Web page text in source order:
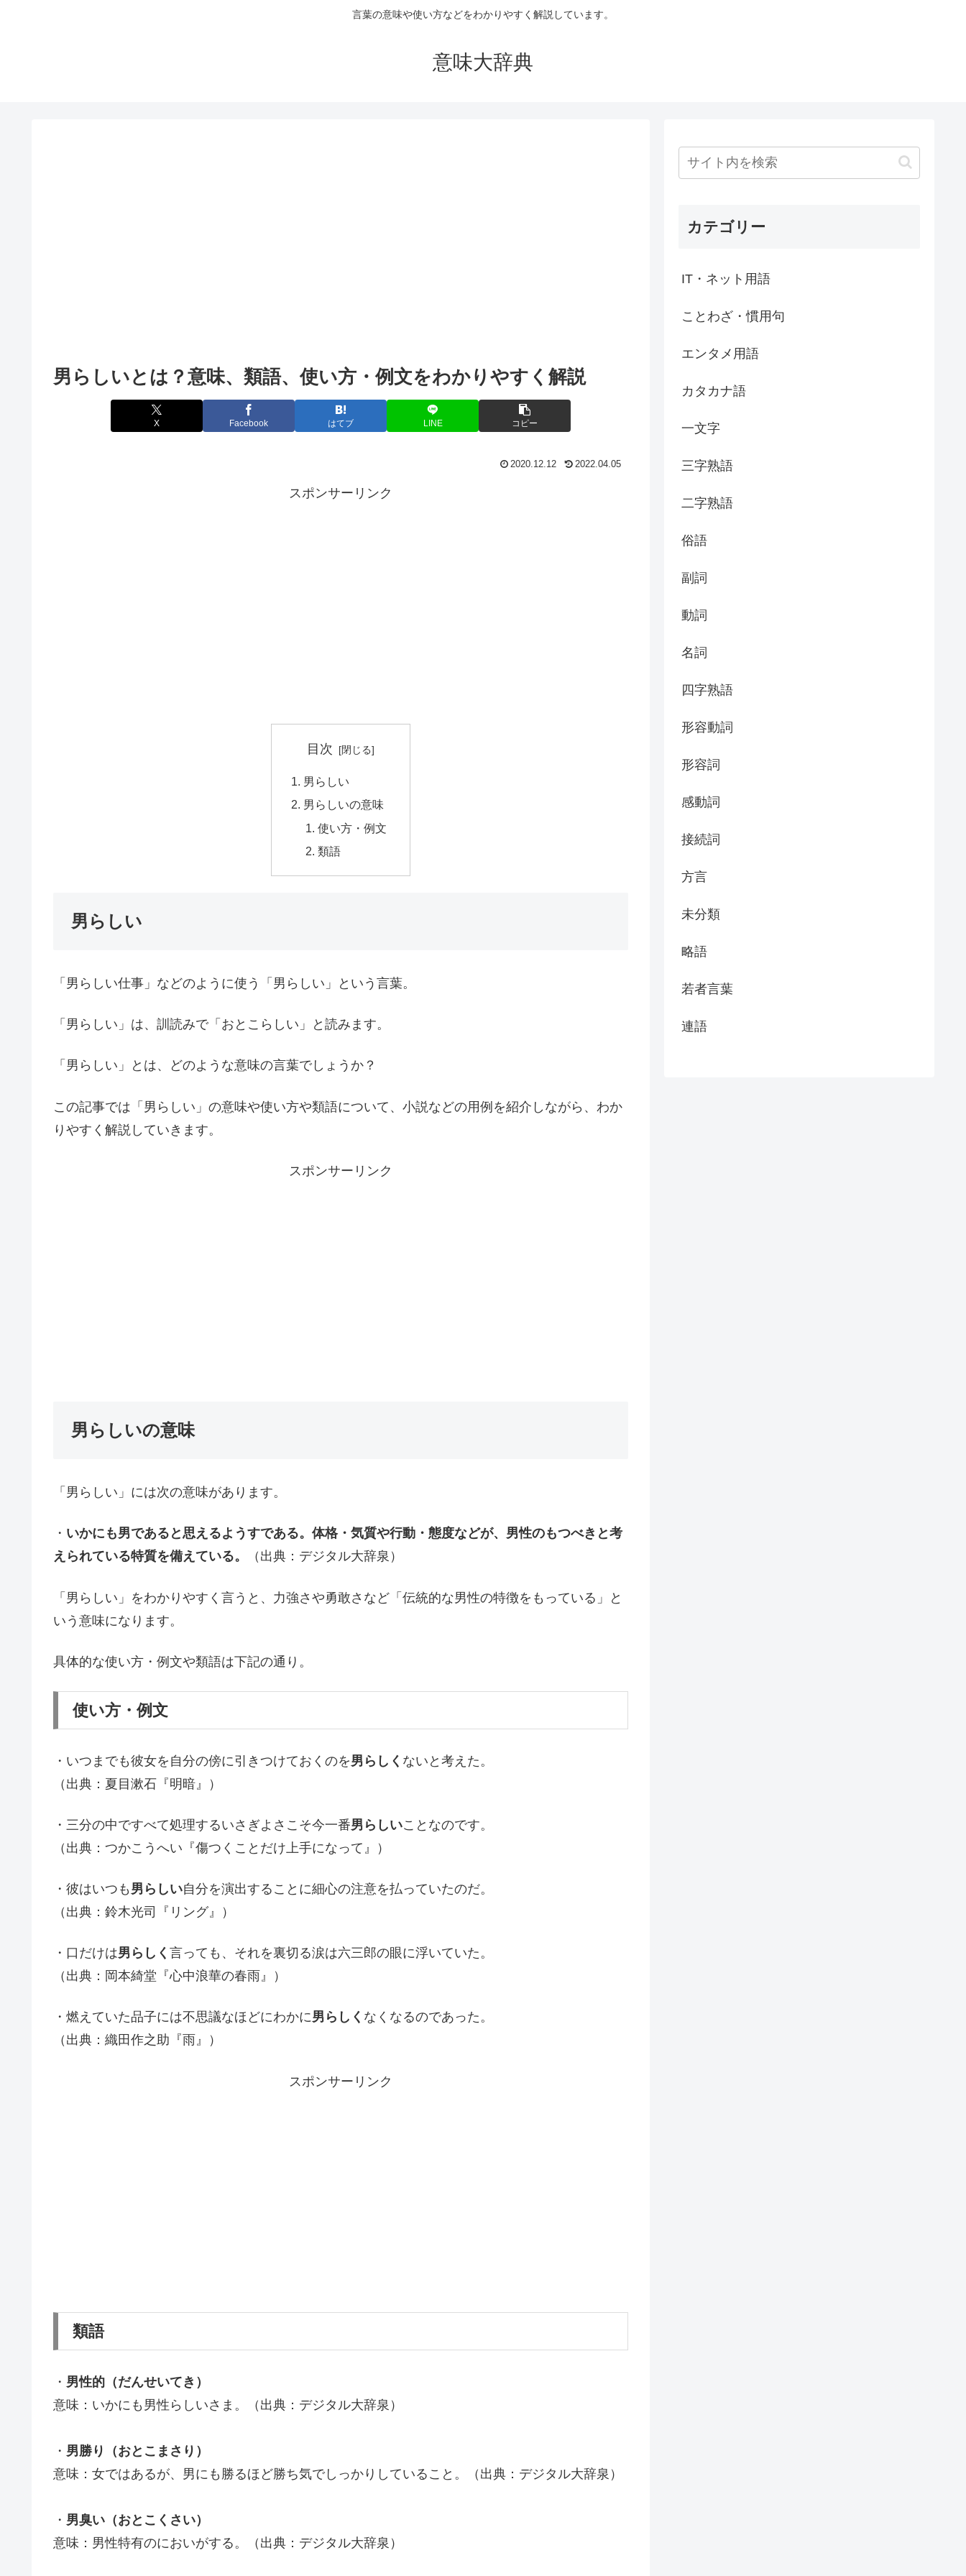
言葉の意味や使い方などをわかりやすく解説しています。
意味大辞典
男らしいとは？意味、類語、使い方・例文をわかりやすく解説
X Facebook はてブ LINE コピー
2020.12.12 2022.04.05
スポンサーリンク
目次
男らしい
男らしいの意味
使い方・例文
類語
男らしい
「男らしい仕事」などのように使う「男らしい」という言葉。
「男らしい」は、訓読みで「おとこらしい」と読みます。
「男らしい」とは、どのような意味の言葉でしょうか？
この記事では「男らしい」の意味や使い方や類語について、小説などの用例を紹介しながら、わか
りやすく解説していきます。
スポンサーリンク
男らしいの意味
「男らしい」には次の意味があります。
・ いかにも男であると思えるようすである。体格・気質や行動・態度などが、男性のもつべきと考
えられている特質を備えている。
（出典：デジタル大辞泉）
「男らしい」をわかりやすく言うと、力強さや勇敢さなど「伝統的な男性の特徴をもっている」と
いう意味になります。
具体的な使い方・例文や類語は下記の通り。
使い方・例文
・いつまでも彼女を自分の傍に引きつけておくのを男らしく ないと考えた。
（出典：夏目漱石『明暗』）
・三分の中ですべて処理するいさぎよさこそ今一番男らしいことなのです。
（出典：つかこうへい『傷つくことだけ上手になって』）
・彼はいつも 男らしい自分を演出することに細心の注意を払っていたのだ。
（出典：鈴木光司『リング』）
・口だけは男らしく 言っても、それを裏切る涙は六三郎の眼に浮いていた。
（出典：岡本綺堂『心中浪華の春雨』）
・燃えていた品子には不思議なほどにわかに男らしく なくなるのであった。
（出典：織田作之助『雨』）
スポンサーリンク
類語
・ 男性的（だんせいてき）
意味：いかにも男性らしいさま。（出典：デジタル大辞泉）
・ 男勝り（おとこまさり）
意味：女ではあるが、男にも勝るほど勝ち気でしっかりしていること。（出典：デジタル大辞泉）
・ 男臭い（おとこくさい）
意味：男性特有のにおいがする。（出典：デジタル大辞泉）
カテゴリー
IT・ネット用語
ことわざ・慣用句
エンタメ用語
カタカナ語
一文字
三字熟語
二字熟語
俗語
副詞
動詞
名詞
四字熟語
形容動詞
形容詞
感動詞
接続詞
方言
未分類
略語
若者言葉
連語